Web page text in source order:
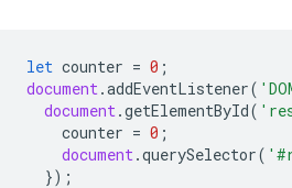
let counter = 0 ;
document.addEventListener(
document.getElementById(
counter = 0 ;
document.querySelector(
});